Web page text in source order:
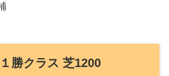
勝クラス 芝1200